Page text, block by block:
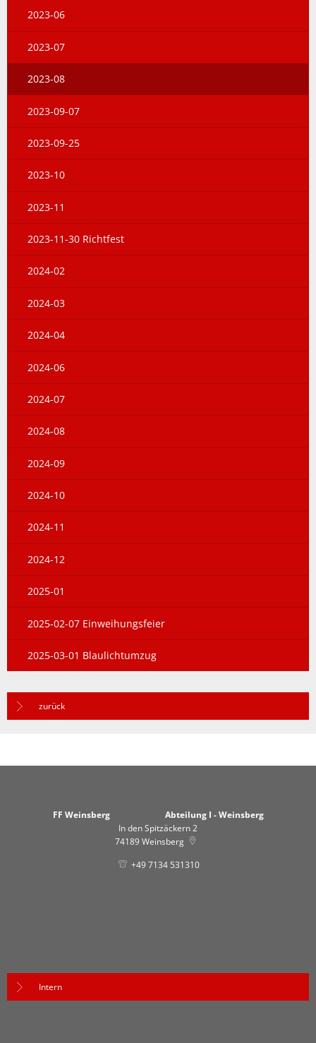
2023-06
2023-07
2023-08
2023-09-07
2023-09-25
2023-10
2023-11
2023-11-30 Richtfest
2024-02
2024-03
2024-04
2024-06
2024-07
2024-08
2024-09
2024-10
2024-11
2024-12
2025-01
2025-02-07 Einweihungsfeier
2025-03-01 Blaulichtumzug
zurück
FF Weinsberg Abteilung I - Weinsberg
In den Spitzäckern 2
74189Weinsberg
+49 7134 531310
Intern